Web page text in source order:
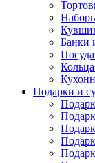
Банки
Подарки и